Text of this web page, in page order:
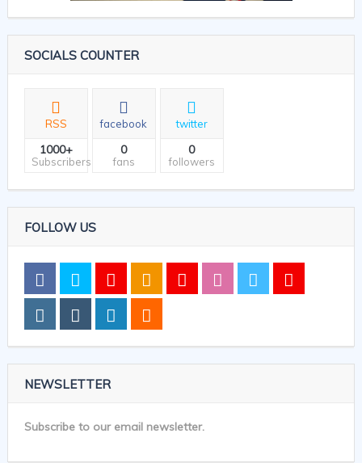
SOCIALS COUNTER
RSS
1000+
Subscribers
facebook
0
fans
twitter
0
followers
FOLLOW US
NEWSLETTER
Subscribe to our email newsletter.